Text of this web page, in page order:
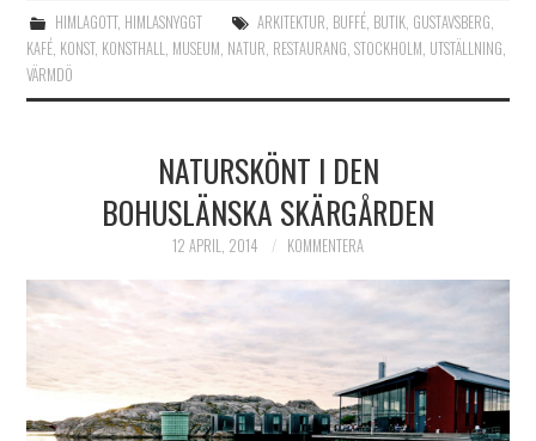
HIMLAGOTT, HIMLASNYGGT ARKITEKTUR, BUFFÉ, BUTIK, GUSTAVSBERG,
KAFÉ, KONST, KONSTHALL, MUSEUM, NATUR, RESTAURANG,STOCKHOLM, UTSTÄLLNING,
VÄRMDÖ
NATURSKÖNT I DEN
BOHUSLÄNSKA SKÄRGÅRDEN
12 APRIL, 2014 KOMMENTERA